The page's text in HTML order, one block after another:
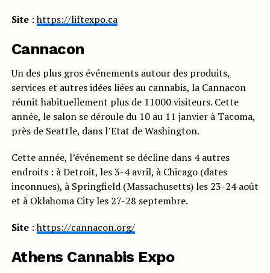
Site:https://liftexpo.ca
Cannacon
Un des plus gros événements autour des produits,
services et autres idées liées au cannabis, la Cannacon
réunit habituellement plus de 11000 visiteurs. Cette
année, le salon se déroule du 10 au 11 janvier à Tacoma,
près de Seattle, dans l’Etat de Washington.
Cette année, l’événement se décline dans 4 autres
endroits : à Detroit, les 3-4 avril, à Chicago (dates
inconnues), à Springfield (Massachusetts) les 23-24 août
et à Oklahoma City les 27-28 septembre.
Site:https://cannacon.org/
Athens Cannabis Expo